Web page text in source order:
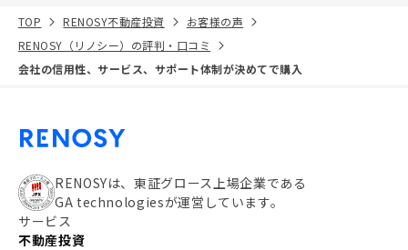
TOP RENOSY不動産投資
お客様の声
RENOSY（リノシー）の評判・口コミ
会社の信用性、サービス、サポート体制が決めてで購入
RENOSYは、東証グロース上場企業である
GA technologiesが運営しています。
サービス
不動産投資